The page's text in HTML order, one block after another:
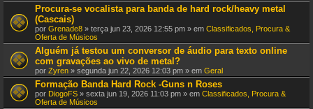
Procura-se vocalista para banda de hard rock/heavy metal
(Cascais)
por Grenade8 » terça jun 23, 2026 12:55 pm » em Classificados, Procura &
Oferta de Músicos
Alguém já testou um conversor de áudio para texto online
com gravações ao vivo de metal?
por Zyren » segunda jun 22, 2026 12:03 pm » em Geral
Formação Banda Hard Rock -Guns n Roses
por DiogoFS » sexta jun 19, 2026 11:03 pm » em Classificados, Procura &
Oferta de Músicos